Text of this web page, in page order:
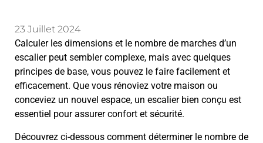
23 Juillet 2024
Calculer les dimensions et le nombre de marches d’un
escalier peut sembler complexe, mais avec quelques
principes de base, vous pouvez le faire facilement et
efficacement. Que vous rénoviez votre maison ou
conceviez un nouvel espace, un escalier bien conçu est
essentiel pour assurer confort et sécurité.
Découvrez ci-dessous comment déterminer le nombre de